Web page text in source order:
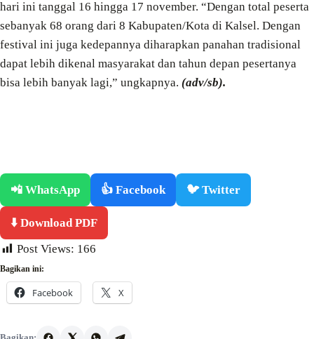
hari ini tanggal 16 hingga 17 november. “Dengan total peserta
sebanyak 68 orang dari 8 Kabupaten/Kota di Kalsel. Dengan
festival ini juga kedepannya diharapkan panahan tradisional
dapat lebih dikenal masyarakat dan tahun depan pesertanya
bisa lebih banyak lagi,” ungkapnya. (adv/sb).
📲 WhatsApp 👍 Facebook 🐦 Twitter
⬇️ Download PDF
Post Views: 166
Bagikan ini:
Facebook X